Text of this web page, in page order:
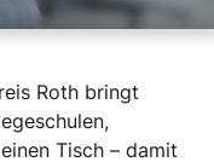
Roth bringt
Tisch – damit